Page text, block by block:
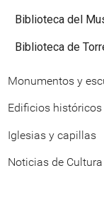
Biblioteca del
Biblioteca de
Monumentos y
Edificios históricos
Iglesias y capillas
Noticias de Cultura